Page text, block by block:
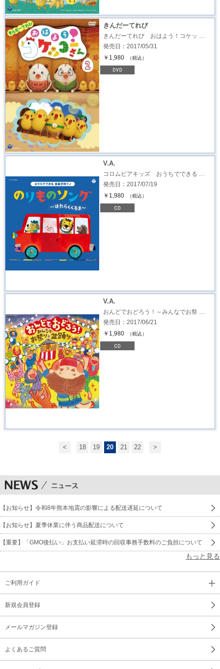
きんだーてれび
きんだーてれび おはよう！コケッ …
発売日：2017/05/31
￥1,980
（税込）
V.A.
コロムビアキッズ おうちでできる …
発売日：2017/07/19
￥1,980
（税込）
V.A.
おんどでおどろう！～みんなでお祭 …
発売日：2017/06/21
￥1,980
（税込）
< 18 19 20 21 22 >
【お知らせ】令和8年熊本地震の影響による配送遅延について
【お知らせ】夏季休業に伴う商品配送について
【重要】「GMO後払い」お支払い延滞時の回収事務手数料のご負担について
もっと見る
ご利用ガイド
新規会員登録
メールマガジン登録
よくあるご質問